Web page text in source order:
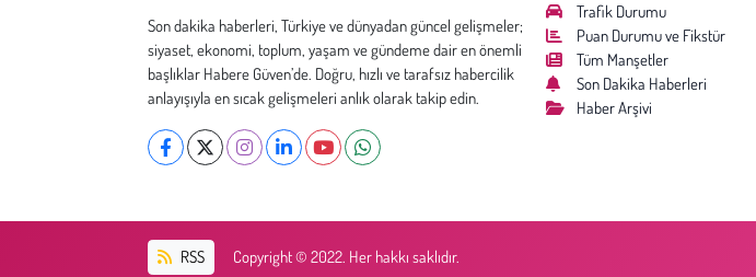
Son dakika haberleri, Türkiye ve dünyadan güncel gelişmeler;
siyaset, ekonomi, toplum, yaşam ve gündeme dair en önemli
başlıklar Habere Güven’de. Doğru, hızlı ve tarafsız habercilik
anlayışıyla en sıcak gelişmeleri anlık olarak takip edin.
Trafik Durumu
Puan Durumu ve Fikstür
Tüm Manşetler
Son Dakika Haberleri
Haber Arşivi
RSS Copyright © 2022. Her hakkı saklıdır.
Günün İçinden
Hukuk